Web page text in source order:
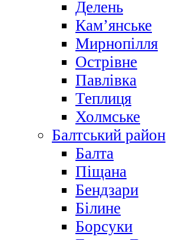
Делень
Кам’янське
Мирнопілля
Острівне
Павлівка
Теплиця
Холмське
Балтський район
Балта
Піщана
Бендзари
Білине
Борсуки